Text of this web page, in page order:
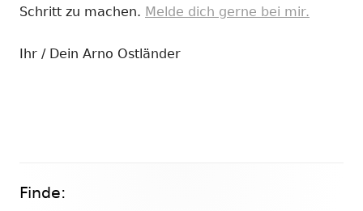
Schritt zu machen. Melde dich gerne bei mir.
Ihr / Dein Arno Ostländer
Haupt-
Finde: